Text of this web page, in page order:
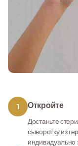
1 Откройте
Достаньте
сыворотку из
индивидуально